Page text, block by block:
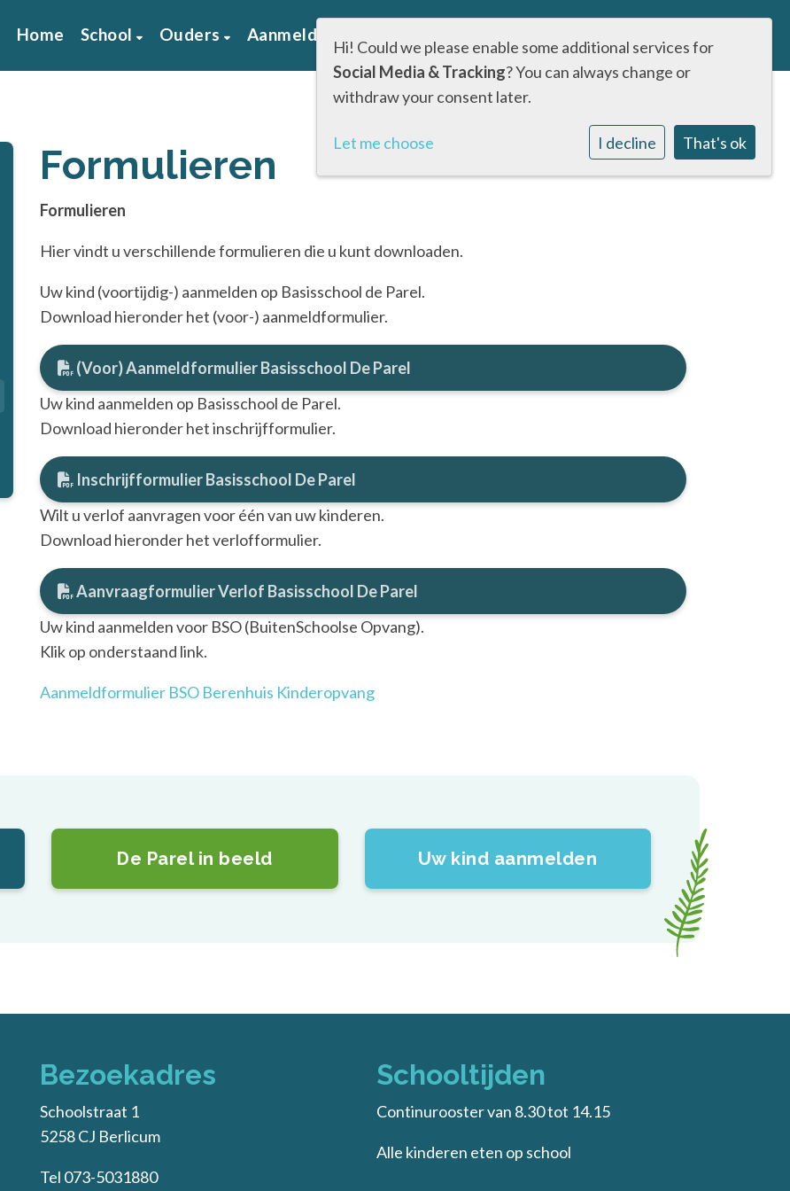
Home School Ouders Aanmelden
Formulieren
Formulieren
Hier vindt u verschillende formulieren die u kunt downloaden.
Uw kind (voortijdig-) aanmelden op Basisschool de Parel.
Download hieronder het (voor-) aanmeldformulier.
(Voor) Aanmeldformulier Basisschool De Parel
Uw kind aanmelden op Basisschool de Parel.
Download hieronder het inschrijfformulier.
Inschrijfformulier Basisschool De Parel
Wilt u verlof aanvragen voor één van uw kinderen.
Download hieronder het verlofformulier.
Aanvraagformulier Verlof Basisschool De Parel
Uw kind aanmelden voor BSO (BuitenSchoolse Opvang).
Klik op onderstaand link.
Aanmeldformulier BSO Berenhuis Kinderopvang
De Parel in beeld Uw kind aanmelden
Bezoekadres
Schoolstraat 1
5258 CJ Berlicum
Tel 073-5031880
Schooltijden
Continurooster van 8.30 tot 14.15
Alle kinderen eten op school
Hi! Could we please enable some additional services for
Social Media & Tracking? You can always change or
withdraw your consent later.
Let me choose I decline That's ok